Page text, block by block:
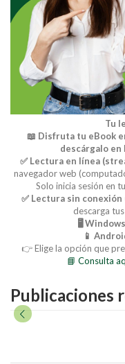
Tu
📖 Disfruta tu eBook
descárgalo en
✅ Lectura en línea
navegador web
Solo inicia sesión en
✅ Lectura sin
descarga
🖥️
📱
👉 Elige la opción que
📘 Consulta
Publicaciones